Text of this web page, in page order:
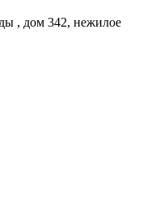
, дом 342, нежилое